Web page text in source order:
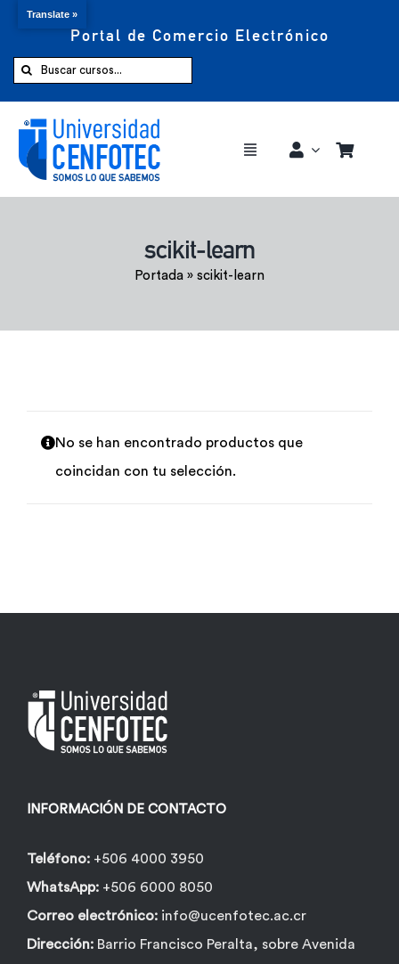
Portal de Comercio Electrónico
Buscar:
Toggle
Comprar ahora
scikit-learn
Portada » scikit-learn
No se han encontrado productos que
coincidan con tu selección.
INFORMACIÓN DE CONTACTO
Teléfono: +506 4000 3950
WhatsApp: +506 6000 8050
Correo electrónico: info@ucenfotec.ac.cr
Dirección: Barrio Francisco Peralta, sobre Avenida
Translate »